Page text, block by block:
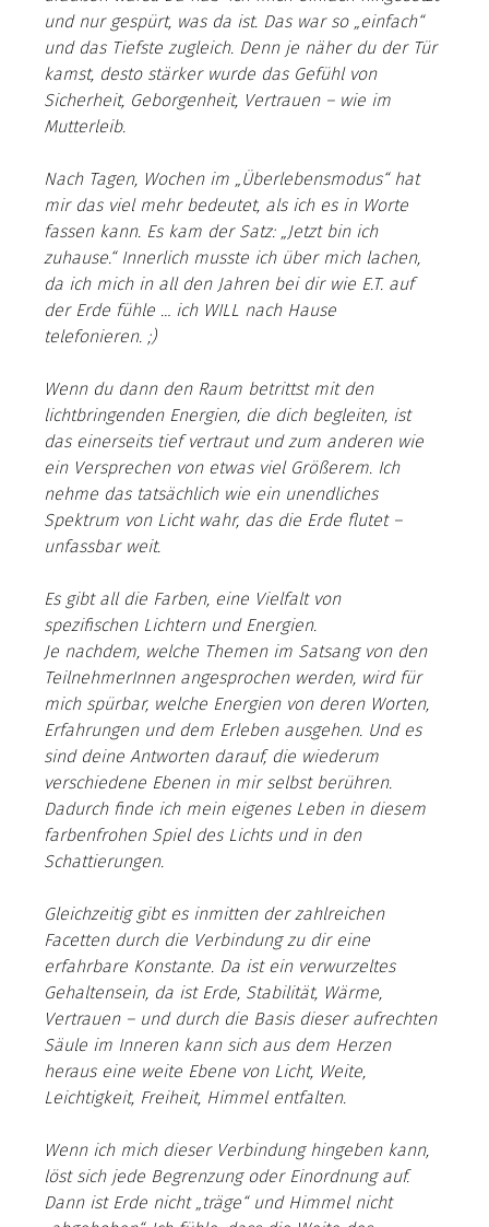
und nur gespürt, was da ist. Das war so „einfach“
und das Tiefste zugleich. Denn je näher du der Tür
kamst, desto stärker wurde das Gefühl von
Sicherheit, Geborgenheit, Vertrauen – wie im
Mutterleib.
Nach Tagen, Wochen im „Überlebensmodus“ hat
mir das viel mehr bedeutet, als ich es in Worte
fassen kann. Es kam der Satz: „Jetzt bin ich
zuhause.“ Innerlich musste ich über mich lachen,
da ich mich in all den Jahren bei dir wie E.T. auf
der Erde fühle … ich WILL nach Hause
telefonieren. ;)
Wenn du dann den Raum betrittst mit den
lichtbringenden Energien, die dich begleiten, ist
das einerseits tief vertraut und zum anderen wie
ein Versprechen von etwas viel Größerem. Ich
nehme das tatsächlich wie ein unendliches
Spektrum von Licht wahr, das die Erde flutet –
unfassbar weit.
Es gibt all die Farben, eine Vielfalt von
spezifischen Lichtern und Energien.
Je nachdem, welche Themen im Satsang von den
TeilnehmerInnen angesprochen werden, wird für
mich spürbar, welche Energien von deren Worten,
Erfahrungen und dem Erleben ausgehen. Und es
sind deine Antworten darauf, die wiederum
verschiedene Ebenen in mir selbst berühren.
Dadurch finde ich mein eigenes Leben in diesem
farbenfrohen Spiel des Lichts und in den
Schattierungen.
Gleichzeitig gibt es inmitten der zahlreichen
Facetten durch die Verbindung zu dir eine
erfahrbare Konstante. Da ist ein verwurzeltes
Gehaltensein, da ist Erde, Stabilität, Wärme,
Vertrauen – und durch die Basis dieser aufrechten
Säule im Inneren kann sich aus dem Herzen
heraus eine weite Ebene von Licht, Weite,
Leichtigkeit, Freiheit, Himmel entfalten.
Wenn ich mich dieser Verbindung hingeben kann,
löst sich jede Begrenzung oder Einordnung auf.
Dann ist Erde nicht „träge“ und Himmel nicht